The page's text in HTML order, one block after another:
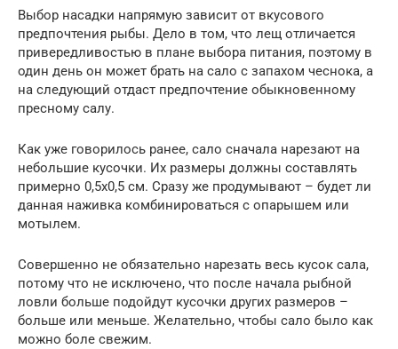
Выбор насадки напрямую зависит от вкусового
предпочтения рыбы. Дело в том, что лещ отличается
привередливостью в плане выбора питания, поэтому в
один день он может брать на сало с запахом чеснока, а
на следующий отдаст предпочтение обыкновенному
пресному салу.
Как уже говорилось ранее, сало сначала нарезают на
небольшие кусочки. Их размеры должны составлять
примерно 0,5х0,5 см. Сразу же продумывают – будет ли
данная наживка комбинироваться с опарышем или
мотылем.
Совершенно не обязательно нарезать весь кусок сала,
потому что не исключено, что после начала рыбной
ловли больше подойдут кусочки других размеров –
больше или меньше. Желательно, чтобы сало было как
можно боле свежим.